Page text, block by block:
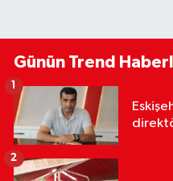
Günün Trend
1
2